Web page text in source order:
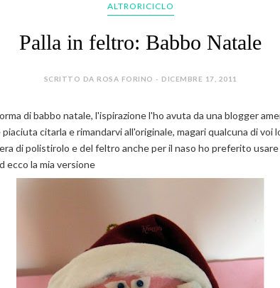
ALTRORICICLO
Palla in feltro: Babbo Natale
SCRITTO DA ROSA FORINO - DICEMBRE 17, 2011
di babbo natale, l'ispirazione l'ho avuta da una blogger
citarla e rimandarvi all'originale, magari qualcuna di voi
di polistirolo e del feltro anche per il naso ho preferito
ecco la mia versione